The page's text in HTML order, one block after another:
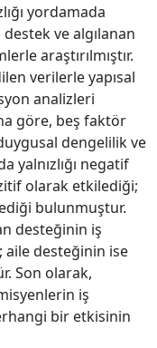
yordamada
ve algılanan
araştırılmıştır.
verilerle yapısal
analizleri
göre, beş faktör
dengelilik ve
yalnızlığı negatif
olarak etkilediği;
bulunmuştur.
desteğinin iş
aile desteğinin ise
Son olarak,
iş
bir etkisinin